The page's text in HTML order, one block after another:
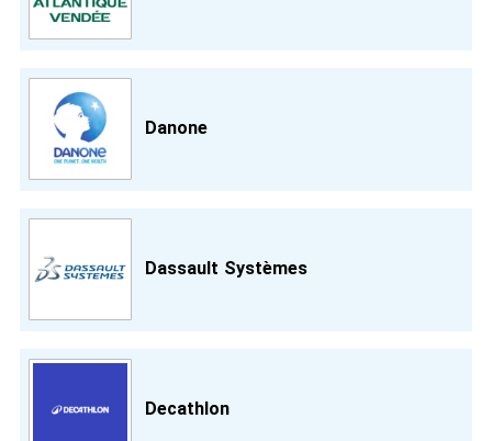
Danone
Dassault Systèmes
Decathlon